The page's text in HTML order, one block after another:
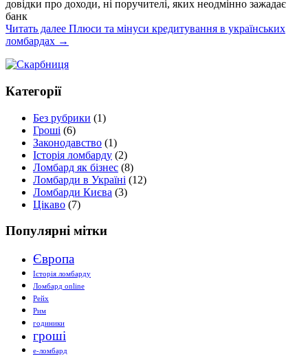
довідки про доходи, ні поручителі, яких неодмінно зажадає
банк
Читать далее Плюси та мінуси кредитування в українських
ломбардах →
Категорії
Без рубрики (1)
Гроші (6)
Законодавство (1)
Історія ломбарду (2)
Ломбард як бізнес (8)
Ломбарди в Україні (12)
Ломбарди Києва (3)
Цікаво (7)
Популярні мітки
Європа
Історія ломбарду
Ломбард online
Рейх
Рим
годиники
гроші
е-ломбард